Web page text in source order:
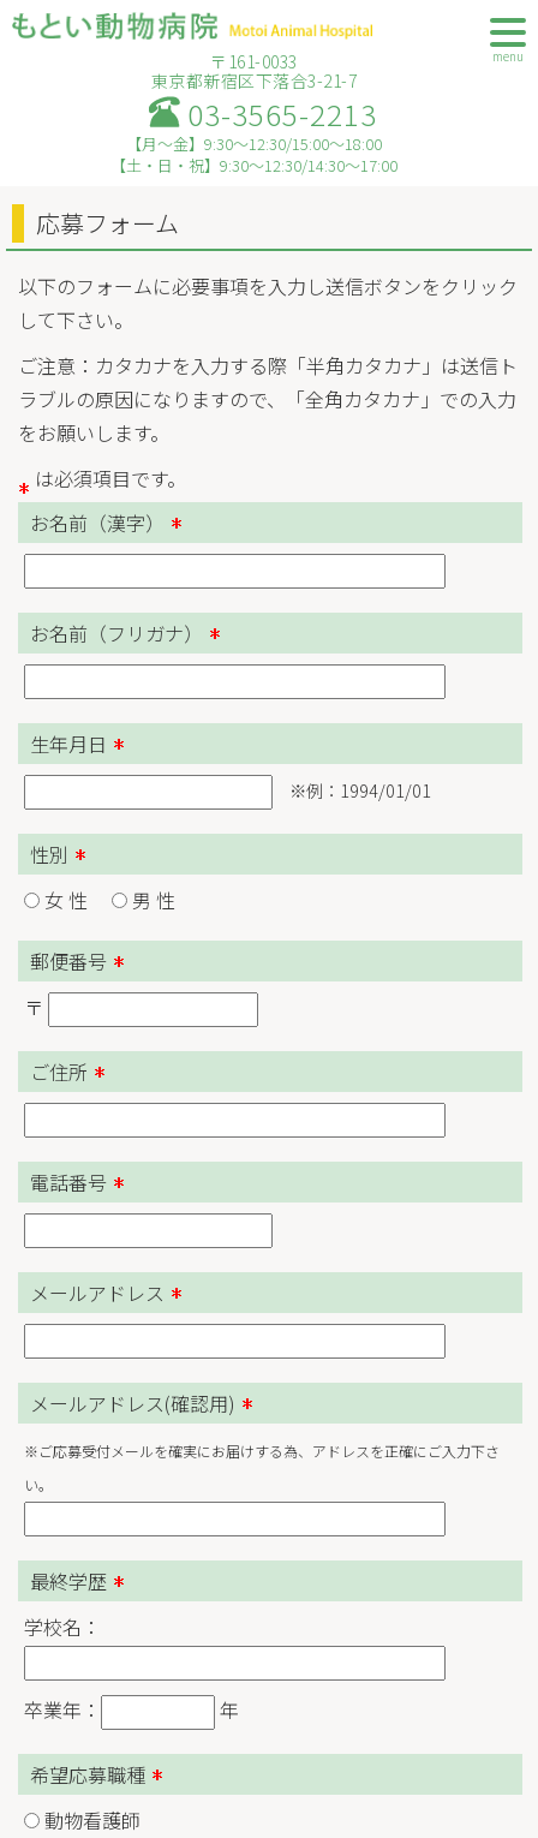
menu
〒161-0033
東京都新宿区下落合3-21-7
03-3565-2213
【月～金】9:30～12:30/15:00～18:00
【土・日・祝】9:30～12:30/14:30～17:00
応募フォーム
以下のフォームに必要事項を入力し送信ボタンをクリック
して下さい。
ご注意：カタカナを入力する際「半角カタカナ」は送信ト
ラブルの原因になりますので、「全角カタカナ」での入力
をお願いします。
は必須項目です。
お名前（漢字）
お名前（フリガナ）
生年月日
※例：1994/01/01
性別
女 性
男 性
郵便番号
〒
ご住所
電話番号
メールアドレス
メールアドレス(確認用)
※ご応募受付メールを確実にお届けする為、アドレスを正確にご入力下さ
い。
最終学歴
学校名：
卒業年： 年
希望応募職種
動物看護師